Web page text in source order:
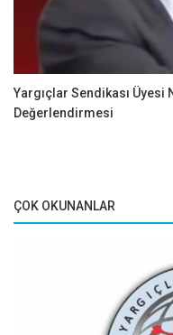
Yargıçlar Sendikası Üyesi
Değerlendirmesi
ÇOK OKUNANLAR